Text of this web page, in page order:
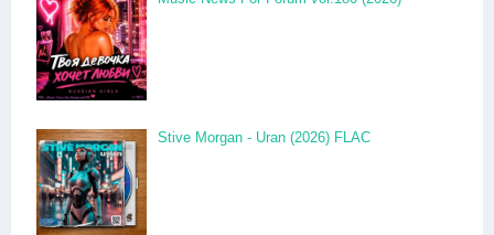
Stive Morgan - Uran (2026) FLAC